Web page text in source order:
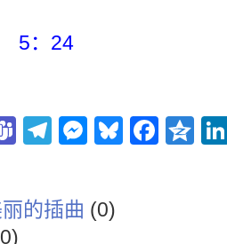
5：24
TeamsTelegramBluesky
的插曲 (0)